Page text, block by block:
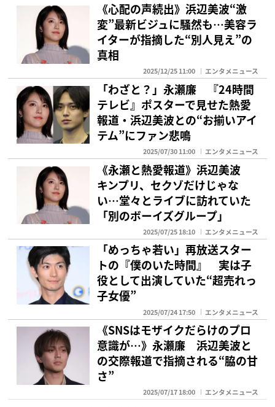
《心配の声続出》浜辺美波“激
変”最新ビジュに騒然も…美容ラ
イターが指摘した“別人見え”の
真相
2025/12/25 11:00 エンタメニュース
「わざと？」永瀬廉 『24時間
テレビ』ポスターで見せた熱愛
報道・浜辺美波との“お揃いアイ
テム”にファン悲鳴
2025/07/30 11:00 エンタメニュース
《永瀬と熱愛報道》浜辺美波
キンプリ、セクゾだけじゃな
い…堂々とライブに訪れていた
「別のボーイズグループ」
2025/07/25 18:10 エンタメニュース
「めっちゃ若い」再放送スター
トの『僕のいた時間』 実は子
役として出演していた“超売れっ
子女優”
2025/07/24 17:50 エンタメニュース
《SNSはモザイクだらけのプロ
意識が…》永瀬廉 浜辺美波と
の交際報道で指摘される“脇の甘
さ”
2025/07/17 18:00 エンタメニュース